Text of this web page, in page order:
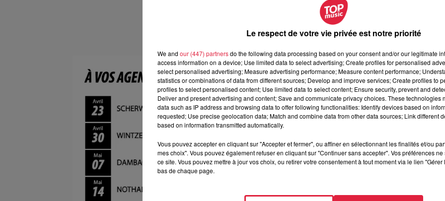
Le respect de votre vie privée est notre priorité
We and our (447) partnersdo the following data processing based on your consent and/or our legitimate
access information on a device; Use limited data to select advertising; Create profiles for personalised
select personalised advertising; Measure advertising performance; Measure content performance;
statistics or combinations of data from different sources; Develop and improve services; Create profiles to
profiles to select personalised content; Use limited data to select content; Ensure security, prevent and
Deliver and present advertising and content; Save and communicate privacy choices. These technologies
data such as IP address and browsing data to offer following functionalities: Identify devices based on
requested; Use precise geolocation data; Match and combine data from other data sources; Link different
based on information transmitted automatically.
Vous pouvez accepter en cliquant sur "Accepter et fermer", ou affiner en sélectionnant les finalités et/ou
mes choix". Vous pouvez également refuser en cliquant sur "Continuer sans accepter". Vos préférences
ce site. Vous pouvez mettre à jour vos choix, ou retirer votre consentement à tout moment via le lien
bas de chaque page.